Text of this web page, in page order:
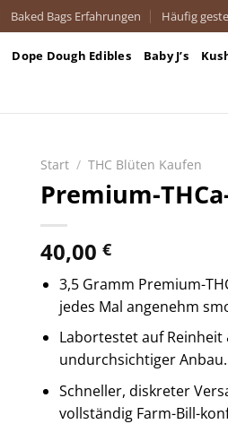
Baked Bags Erfahrungen Häufig
Dope Dough Edibles Baby J’s
Start / THC Blüten Kaufen
Premium-
40,00 €
3,5 Gramm Premium-
jedes Mal angenehm
Labortestet auf Reinheit
undurchsichtiger Anbau.
Schneller, diskreter
vollständig Farm-Bill-